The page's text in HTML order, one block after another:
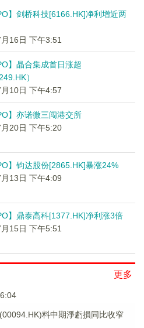
】剑桥科技[6166.HK]净利增近两
16日 下午3:51
】晶合集成首日涨超
）
10日 下午4:57
】亦诺微三闯港交所
20日 下午5:20
】钧达股份[2865.HK]暴涨24%
13日 下午4:09
】鼎泰高科[1377.HK]净利涨3倍
15日 下午5:51
更多
料中期淨虧損同比收窄